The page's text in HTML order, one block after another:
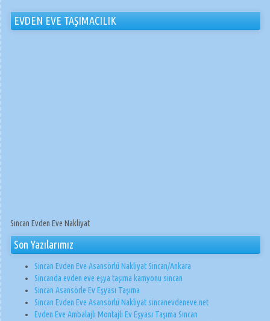
EVDEN EVE TAŞIMACILIK
Sincan Evden Eve Nakliyat
Son Yazılarımız
Sincan Evden Eve Asansörlü Nakliyat Sincan/Ankara
Sincanda evden eve eşya taşıma kamyonu sincan
Sincan Asansörle Ev Eşyası Taşıma
Sincan Evden Eve Asansörlü Nakliyat sincanevdeneve.net
Evden Eve Ambalajlı Montajlı Ev Eşyası Taşıma Sincan